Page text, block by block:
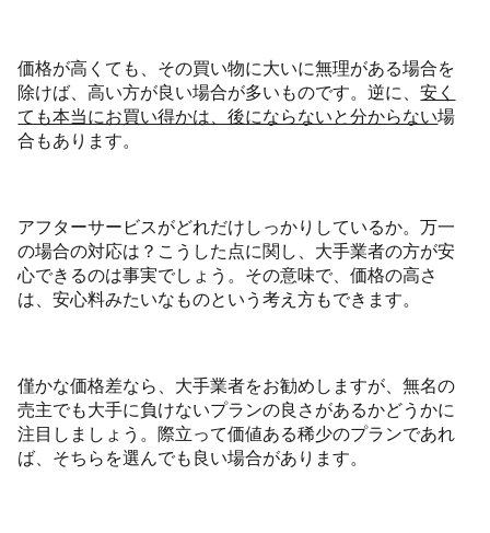
価格が高くても、その買い物に大いに無理がある場合を
除けば、高い方が良い場合が多いものです。逆に、安く
ても本当にお買い得かは、後にならないと分からない場
合もあります。
アフターサービスがどれだけしっかりしているか。万一
の場合の対応は？こうした点に関し、大手業者の方が安
心できるのは事実でしょう。その意味で、価格の高さ
は、安心料みたいなものという考え方もできます。
僅かな価格差なら、大手業者をお勧めしますが、無名の
売主でも大手に負けないプランの良さがあるかどうかに
注目しましょう。際立って価値ある稀少のプランであれ
ば、そちらを選んでも良い場合があります。